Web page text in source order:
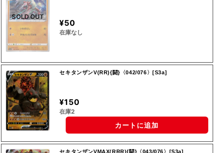
SOLD OUT
¥50
在庫なし
セキタンザンV(RR){闘}〈042/076〉[S3a]
¥150
在庫2
カートに追加
セキタンザンVMAX(RRR){闘}〈043/076〉[S3a]